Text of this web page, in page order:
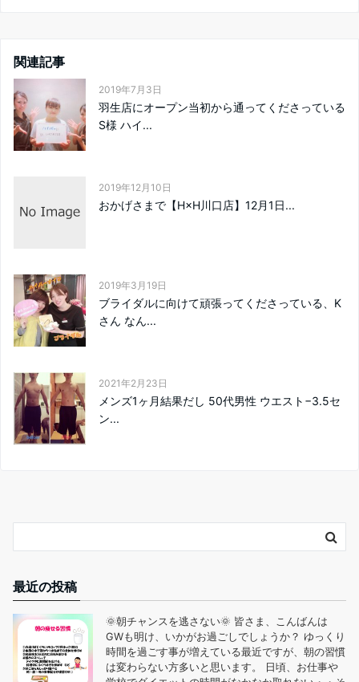
関連記事
2019年7月3日
羽生店にオープン当初から通ってくださっている
S様 ハイ...
2019年12月10日
おかげさまで【H×H川口店】12月1日️...
2019年3月19日
ブライダルに向けて頑張ってくださっている、K
さん なん...
2021年2月23日
メンズ1ヶ月結果だし 50代男性 ウエスト−3.5セ
ン...
最近の投稿
🌞朝チャンスを逃さない🌞 皆さま、こんばんは
GWも明け、いかがお過ごしでしょうか？ ゆっくり
時間を過ごす事が増えている最近ですが、朝の習慣
は変わらない方多いと思います。 日頃、お仕事や